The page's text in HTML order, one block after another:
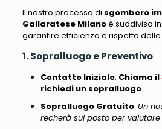
Il nostro processo di sgombero
Gallaratese Milanoè suddiviso
garantire efficienza e rispetto
1. Sopralluogo e Preventivo
Contatto Iniziale: Chiama il
richiedi un sopralluogo.
Sopralluogo Gratuito: Un
recherà sul posto per